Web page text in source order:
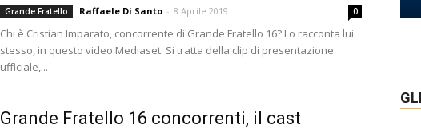
Grande Fratello Raffaele Di Santo - 8 Aprile 2019 0
Chi è Cristian Imparato, concorrente di Grande Fratello 16? Lo racconta lui
stesso, in questo video Mediaset. Si tratta della clip di presentazione
ufficiale,...
Grande Fratello 16 concorrenti, il cast